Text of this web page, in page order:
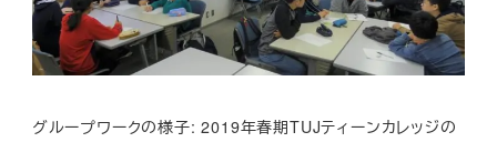
グループワークの様子: 2019年春期TUJティーンカレッジの